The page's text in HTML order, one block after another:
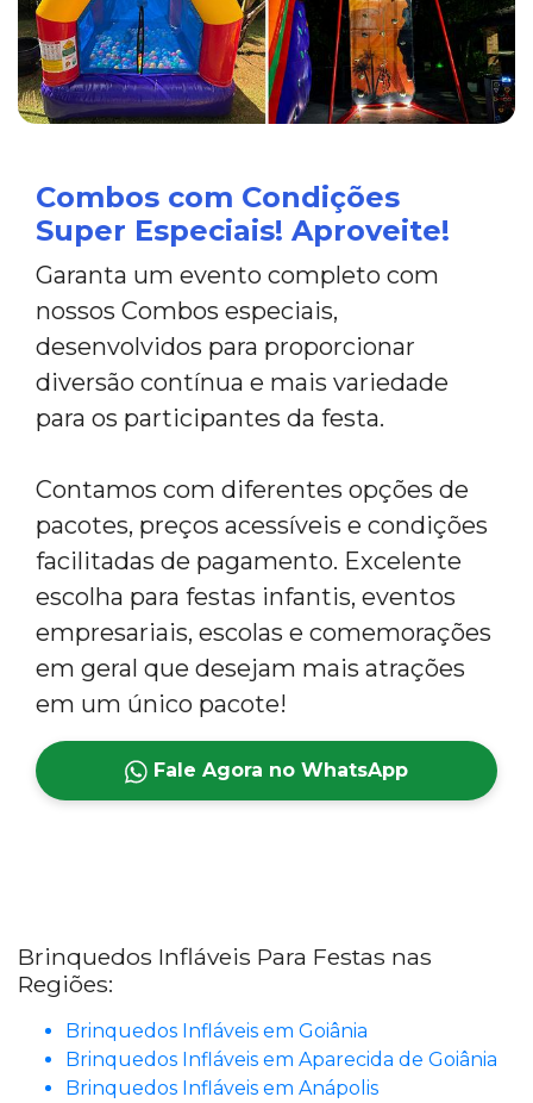
Combos com Condições
Super Especiais! Aproveite!
Garanta um evento completo com
nossos Combos especiais,
desenvolvidos para proporcionar
diversão contínua e mais variedade
para os participantes da festa.
Contamos com diferentes opções de
pacotes, preços acessíveis e condições
facilitadas de pagamento. Excelente
escolha para festas infantis, eventos
empresariais, escolas e comemorações
em geral que desejam mais atrações
em um único pacote!
Fale Agora no WhatsApp
Brinquedos Infláveis Para Festas nas
Regiões:
Brinquedos Infláveis em Goiânia
Brinquedos Infláveis em Aparecida de Goiânia
Brinquedos Infláveis em Anápolis